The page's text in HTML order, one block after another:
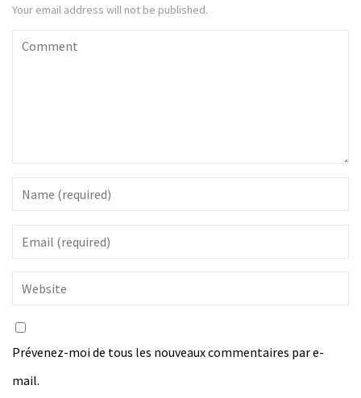
Your email address will not be published.
Prévenez-moi de tous les nouveaux commentaires par e-
mail.